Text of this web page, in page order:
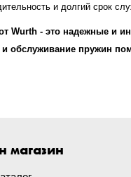
и долгий срок
Wurth - это надежные и
и обслуживание пружин
магазин